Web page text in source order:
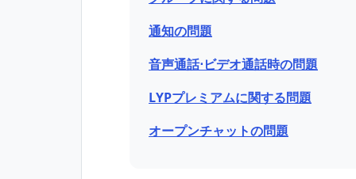
通知の問題
音声通話⋅ビデオ通話時の問題
LYPプレミアムに関する問題
オープンチャットの問題